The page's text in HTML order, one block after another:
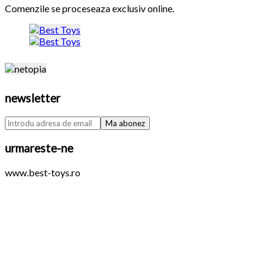
Comenzile se proceseaza exclusiv online.
newsletter
urmareste-ne
www.best-toys.ro